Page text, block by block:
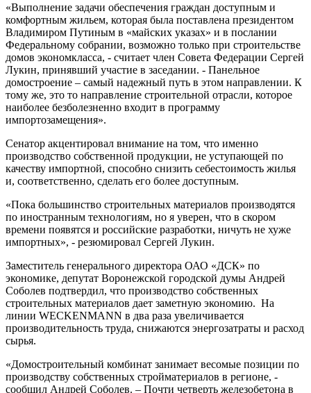
«Выполнение задачи обеспечения граждан доступным и
комфортным жильем, которая была поставлена президентом
Владимиром Путиным в «майских указах» и в послании
Федеральному собрании, возможно только при строительстве
домов экономкласса, - считает член Совета Федерации Сергей
Лукин, принявший участие в заседании. - Панельное
домостроение – самый надежный путь в этом направлении. К
тому же, это то направление строительной отрасли, которое
наиболее безболезненно входит в программу
импортозамещения».
Сенатор акцентировал внимание на том, что именно
производство собственной продукции, не уступающей по
качеству импортной, способно снизить себестоимость жилья
и, соответственно, сделать его более доступным.
«Пока большинство строительных материалов производятся
по иностранным технологиям, но я уверен, что в скором
времени появятся и российские разработки, ничуть не хуже
импортных», - резюмировал Сергей Лукин.
Заместитель генерального директора ОАО «ДСК» по
экономике, депутат Воронежской городской думы Андрей
Соболев подтвердил, что производство собственных
строительных материалов дает заметную экономию. На
линии WECKENMANN в два раза увеличивается
производительность труда, снижаются энергозатраты и расход
сырья.
«Домостроительный комбинат занимает весомые позиции по
производству собственных стройматериалов в регионе, -
сообщил Андрей Соболев. – Почти четверть железобетона в